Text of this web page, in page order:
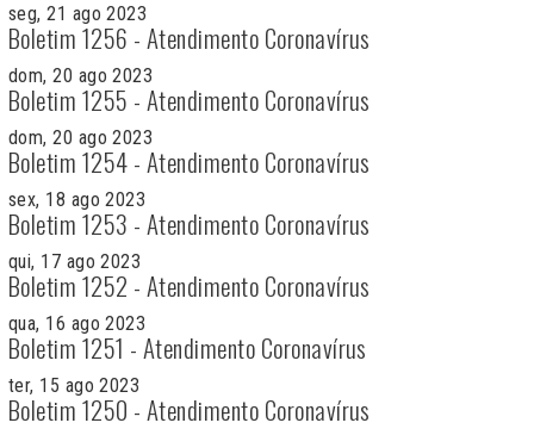
seg, 21 ago 2023
Boletim 1256 - Atendimento Coronavírus
dom, 20 ago 2023
Boletim 1255 - Atendimento Coronavírus
dom, 20 ago 2023
Boletim 1254 - Atendimento Coronavírus
sex, 18 ago 2023
Boletim 1253 - Atendimento Coronavírus
qui, 17 ago 2023
Boletim 1252 - Atendimento Coronavírus
qua, 16 ago 2023
Boletim 1251 - Atendimento Coronavírus
ter, 15 ago 2023
Boletim 1250 - Atendimento Coronavírus